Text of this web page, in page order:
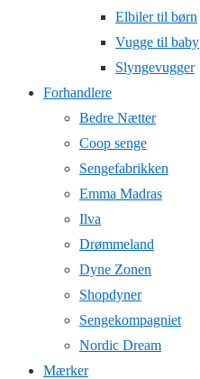
Elbiler til børn
Vugge til baby
Slyngevugger
Forhandlere
Bedre Nætter
Coop senge
Sengefabrikken
Emma Madras
Ilva
Drømmeland
Dyne Zonen
Shopdyner
Sengekompagniet
Nordic Dream
Mærker